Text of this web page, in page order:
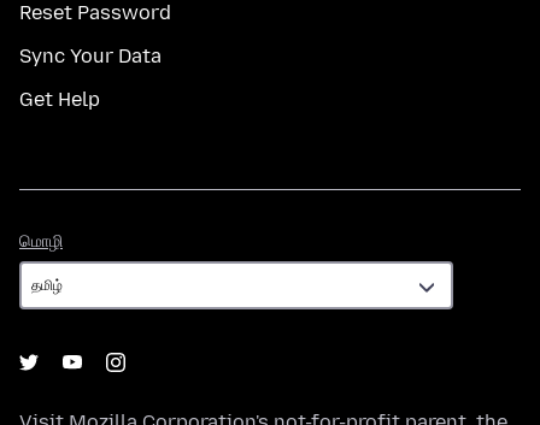
Reset Password
Sync Your Data
Get Help
மொழி